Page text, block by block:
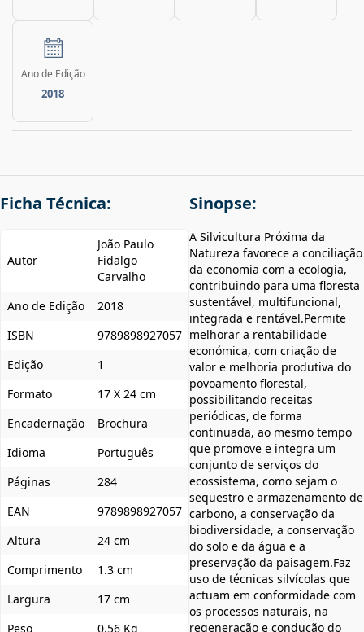
Ano de Edição
2018
Ficha Técnica:
Autor
João Paulo
Fidalgo
Carvalho
Ano de Edição
2018
ISBN
9789898927057
Edição
1
Formato
17 X 24 cm
Encadernação
Brochura
Idioma
Português
Páginas
284
EAN
9789898927057
Altura
24 cm
Comprimento
1.3 cm
Largura
17 cm
Peso
0,56 Kg
Sinopse:
A Silvicultura Próxima da
Natureza favorece a conciliação
da economia com a ecologia,
contribuindo para uma floresta
sustentável, multifuncional,
integrada e rentável.Permite
melhorar a rentabilidade
económica, com criação de
valor e melhoria produtiva do
povoamento florestal,
possibilitando receitas
periódicas, de forma
continuada, ao mesmo tempo
que promove e integra um
conjunto de serviços do
ecossistema, como sejam o
sequestro e armazenamento de
carbono, a conservação da
biodiversidade, a conservação
do solo e da água e a
preservação da paisagem.Faz
uso de técnicas silvícolas que
actuam em conformidade com
os processos naturais, na
regeneração e condução do